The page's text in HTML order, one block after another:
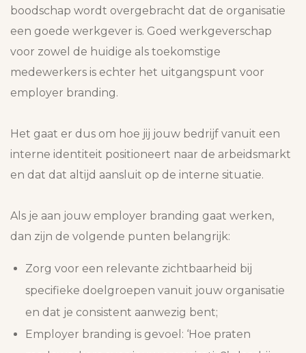
boodschap wordt overgebracht dat de organisatie
een goede werkgever is. Goed werkgeverschap
voor zowel de huidige als toekomstige
medewerkers is echter het uitgangspunt voor
employer branding.
Het gaat er dus om hoe jij jouw bedrijf vanuit een
interne identiteit positioneert naar de arbeidsmarkt
en dat dat altijd aansluit op de interne situatie.
Als je aan jouw employer branding gaat werken,
dan zijn de volgende punten belangrijk:
Zorg voor een relevante zichtbaarheid bij
specifieke doelgroepen vanuit jouw organisatie
en dat je consistent aanwezig bent;
Employer branding is gevoel: ‘Hoe praten